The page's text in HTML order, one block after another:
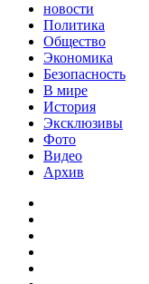
новости
Политика
Общество
Экономика
Безопасность
В мире
История
Эксклюзивы
Фото
Видео
Архив